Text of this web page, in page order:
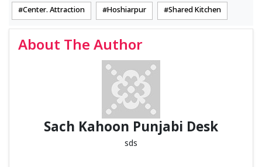
Center. Attraction Hoshiarpur Shared Kitchen
About The Author
Sach Kahoon Punjabi Desk
sds